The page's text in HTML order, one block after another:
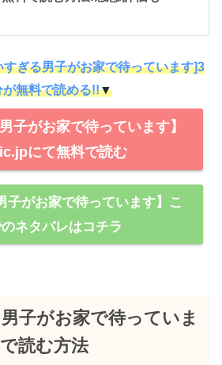
ぎる男子がお家で待っています]3
が無料で読める!!▼
子がお家で待っています】
にて無料で読む
子がお家で待っています】こ
ネタバレはコチラ
子がお家で待っていま
読む方法